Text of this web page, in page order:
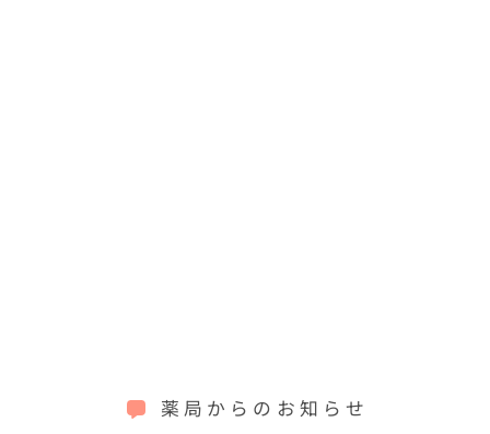
薬局からのお知らせ